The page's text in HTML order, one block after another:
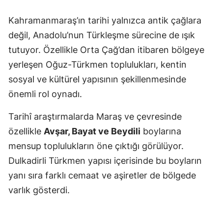
Kahramanmaraş’ın tarihi yalnızca antik çağlara
değil, Anadolu’nun Türkleşme sürecine de ışık
tutuyor. Özellikle Orta Çağ’dan itibaren bölgeye
yerleşen Oğuz-Türkmen toplulukları, kentin
sosyal ve kültürel yapısının şekillenmesinde
önemli rol oynadı.
Tarihî araştırmalarda Maraş ve çevresinde
özellikle Avşar, Bayat ve Beydili boylarına
mensup toplulukların öne çıktığı görülüyor.
Dulkadirli Türkmen yapısı içerisinde bu boyların
yanı sıra farklı cemaat ve aşiretler de bölgede
varlık gösterdi.